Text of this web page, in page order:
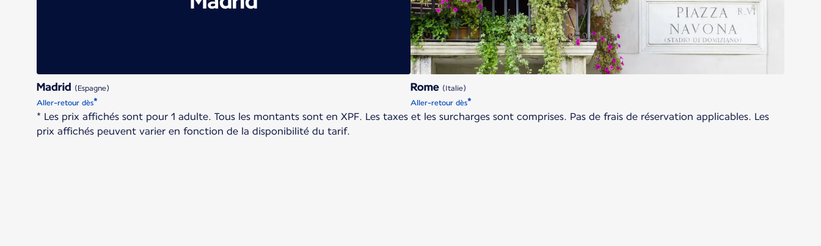
Madrid (Espagne)
Aller-retour dès*
Rome (Italie)
Aller-retour dès*
* Les prix affichés sont pour 1 adulte. Tous les montants sont en XPF. Les taxes et les surcharges sont comprises. Pas de frais de réservation applicables. Les
prix affichés peuvent varier en fonction de la disponibilité du tarif.